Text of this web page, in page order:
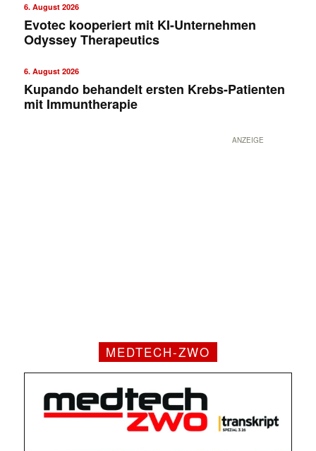
6. August 2026
Evotec kooperiert mit KI-Unternehmen
Odyssey Therapeutics
6. August 2026
Kupando behandelt ersten Krebs-Patienten
mit Immuntherapie
ANZEIGE
MEDTECH-ZWO